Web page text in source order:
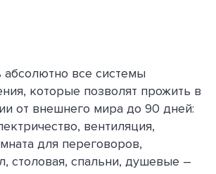
абсолютно все системы
которые позволят прожить в
от внешнего мира до 90 дней:
вентиляция,
для переговоров,
столовая, спальни, душевые –